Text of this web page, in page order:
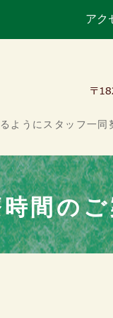
うにスタッフ一同
アク
間の